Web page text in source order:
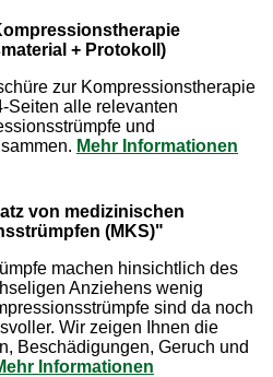
+ Protokoll)
zur Kompressionstherapie
Seiten alle relevanten
und
Mehr Informationen
von medizinischen
(MKS)"
machen hinsichtlich des
Anziehens wenig
sind da noch
Wir zeigen Ihnen die
Beschädigungen, Geruch und
Informationen